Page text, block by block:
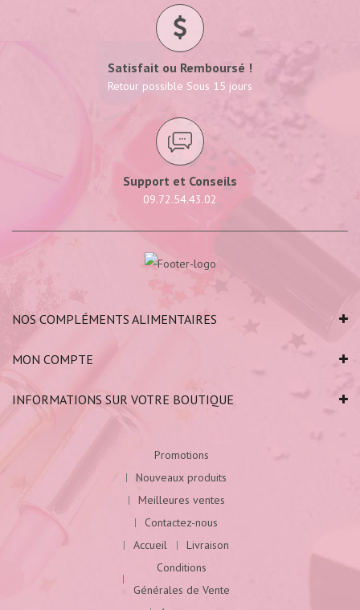
Satisfait ou Remboursé !
Retour possible Sous 15 jours
Support et Conseils
09.72.54.43.02
NOS COMPLÉMENTS ALIMENTAIRES
MON COMPTE
INFORMATIONS SUR VOTRE BOUTIQUE
Promotions
Nouveaux produits
Meilleures ventes
Contactez-nous
Accueil
Livraison
Conditions
Générales de Vente